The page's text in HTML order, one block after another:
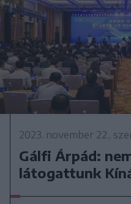
2023. november 22.,
Gálfi Árpád:
látogattunk